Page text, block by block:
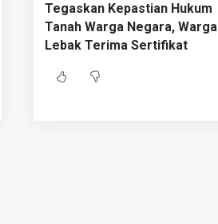
Tegaskan Kepastian Hukum
Tanah Warga Negara, Warga
Lebak Terima Sertifikat